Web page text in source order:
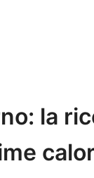
la